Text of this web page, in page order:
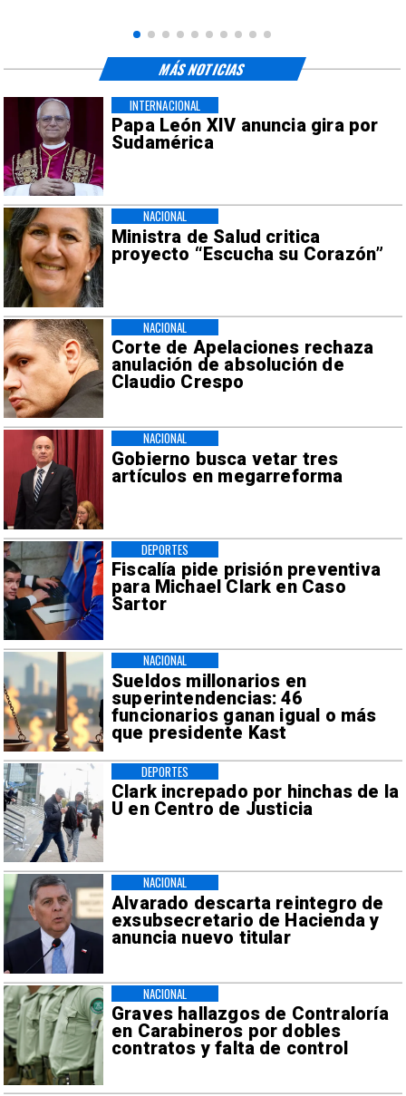
Papa León XIV anuncia gira por
Sudamérica
INTERNACIONAL
Ministra de Salud critica
proyecto “Escucha su Corazón”
NACIONAL
Corte de Apelaciones rechaza
anulación de absolución de
Claudio Crespo
NACIONAL
Gobierno busca vetar tres
artículos en megarreforma
NACIONAL
Fiscalía pide prisión preventiva
para Michael Clark en Caso
Sartor
DEPORTES
Sueldos millonarios en
superintendencias: 46
funcionarios ganan igual o más
que presidente Kast
NACIONAL
Clark increpado por hinchas de la
U en Centro de Justicia
DEPORTES
Alvarado descarta reintegro de
exsubsecretario de Hacienda y
anuncia nuevo titular
NACIONAL
Graves hallazgos de Contraloría
en Carabineros por dobles
contratos y falta de control
NACIONAL
MÁS NOTICIAS